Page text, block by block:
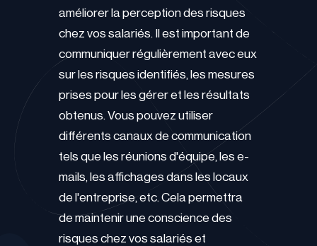
améliorer la perception des risques
chez vos salariés. Il est important de
communiquer régulièrement avec eux
sur les risques identifiés, les mesures
prises pour les gérer et les résultats
obtenus. Vous pouvez utiliser
différents canaux de communication
tels que les réunions d'équipe, les e-
mails, les affichages dans les locaux
de l'entreprise, etc. Cela permettra
de maintenir une conscience des
risques chez vos salariés et